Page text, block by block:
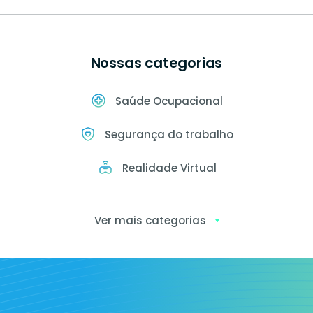
Nossas categorias
Saúde Ocupacional
Segurança do trabalho
Realidade Virtual
Ver mais categorias